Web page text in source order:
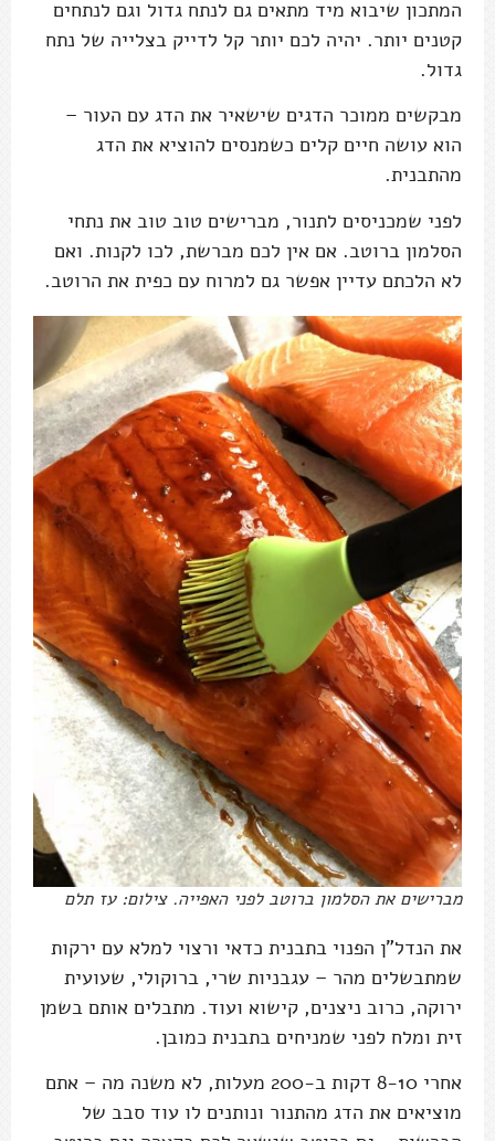
המתכון שיבוא מיד מתאים גם לנתח גדול וגם לנתחים
קטנים יותר. יהיה לכם יותר קל לדייק בצלייה של נתח
גדול.
מבקשים ממוכר הדגים שישאיר את הדג עם העור –
הוא עושה חיים קלים כשמנסים להוציא את הדג
מהתבנית.
לפני שמכניסים לתנור, מברישים טוב טוב את נתחי
הסלמון ברוטב. אם אין לכם מברשת, לכו לקנות. ואם
לא הלכתם עדיין אפשר גם למרוח עם כפית את הרוטב.
מברישים את הסלמון ברוטב לפני האפייה. צילום: עז תלם
את הנדל"ן הפנוי בתבנית כדאי ורצוי למלא עם ירקות
שמתבשלים מהר – עגבניות שרי, ברוקולי, שעועית
ירוקה, כרוב ניצנים, קישוא ועוד. מתבלים אותם בשמן
זית ומלח לפני שמניחים בתבנית כמובן.
אחרי 8-10 דקות ב-200 מעלות, לא משנה מה – אתם
מוציאים את הדג מהתנור ונותנים לו עוד סבב של